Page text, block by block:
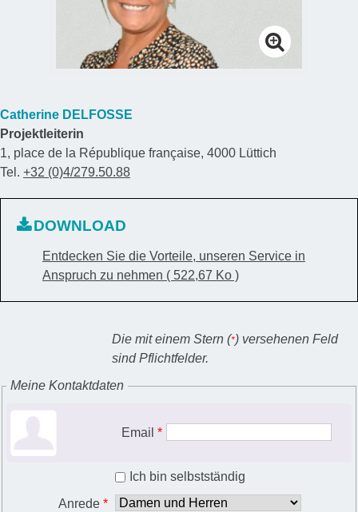
Catherine DELFOSSE
Projektleiterin
1, place de la République française, 4000 Lüttich
Tel. +32 (0)4/279.50.88
DOWNLOAD
Entdecken Sie die Vorteile, unseren Service in
Anspruch zu nehmen ( 522,67 Ko )
Die mit einem Stern (*) versehenen Feld
sind Pflichtfelder.
Meine Kontaktdaten
Email *
Ich bin selbstständig
Anrede *